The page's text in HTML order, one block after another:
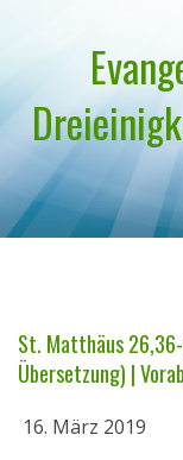
Über uns
Geistliches
St. Matthäus
Übersetzung) |
16. März 2019